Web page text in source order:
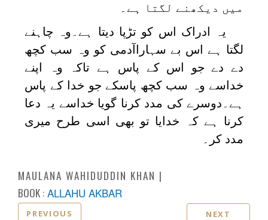
میں دیکھنے لگتا ہے۔
یہ ادراک اس کو تڑپا دیتا ہے۔وہ چاہنے
لگتا ہے اس بے سہاراآدمی کو وہ سب کچھ
دے دے جو اس کے پاس ہے تاکہ وہ اپنے
خداسے وہ سب کچھ پاسکے جو خدا کے پاس
ہے۔دوسرے کی مدد کرنا گویا خداسے یہ دعا
کرنا ہے کہ خدایا تو بھی اسی طرح میری
مدد کر۔
MAULANA WAHIDUDDIN KHAN
BOOK : ALLAHU AKBAR
PREVIOUS NEXT